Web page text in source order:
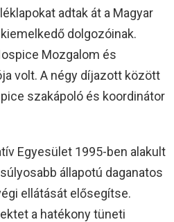
adtak át a Magyar
dolgozóinak.
Mozgalom és
volt. A négy díjazott között
szakápoló és koordinátor
Egyesület 1995-ben alakult
állapotú daganatos
ellátását elősegítse.
a hatékony tüneti